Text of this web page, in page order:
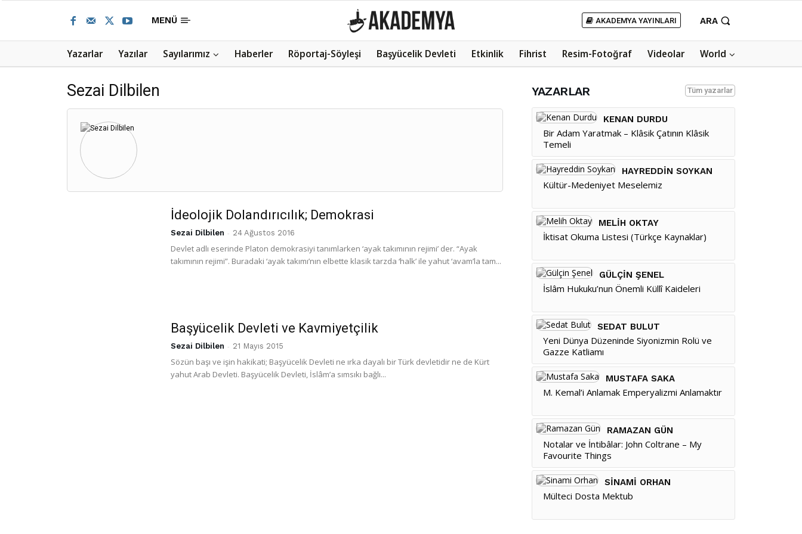
MENÜ AKADEMYA YAYINLARI ARA
Yazarlar Yazılar Sayılarımız Haberler Röportaj-Söyleşi Başyücelik Devleti Etkinlik Fihrist Resim-Fotoğraf Videolar World
Sezai Dilbilen
İdeolojik Dolandırıcılık; Demokrasi
Sezai Dilbilen - 24 Ağustos 2016
Devlet adlı eserinde Platon demokrasiyi tanımlarken ‘ayak takımının rejimi’ der. “Ayak
takımının rejimi”. Buradaki ‘ayak takımı’nın elbette klasik tarzda ‘halk’ ile yahut ‘avam’la tam...
Başyücelik Devleti ve Kavmiyetçilik
Sezai Dilbilen - 21 Mayıs 2015
Sözün başı ve işin hakikati; Başyücelik Devleti ne ırka dayalı bir Türk devletidir ne de Kürt
yahut Arab Devleti. Başyücelik Devleti, İslâm’a sımsıkı bağlı...
YAZARLAR Tüm yazarlar
KENAN DURDU
Bir Adam Yaratmak – Klâsik Çatının Klâsik
Temeli
HAYREDDIN SOYKAN
Kültür-Medeniyet Meselemiz
MELIH OKTAY
İktisat Okuma Listesi (Türkçe Kaynaklar)
GÜLÇIN ŞENEL
İslâm Hukuku’nun Önemli Küllî Kaideleri
SEDAT BULUT
Yeni Dünya Düzeninde Siyonizmin Rolü ve
Gazze Katliamı
MUSTAFA SAKA
M. Kemal’i Anlamak Emperyalizmi Anlamaktır
RAMAZAN GÜN
Notalar ve İntibâlar: John Coltrane – My
Favourite Things
SINAMI ORHAN
Mülteci Dosta Mektub